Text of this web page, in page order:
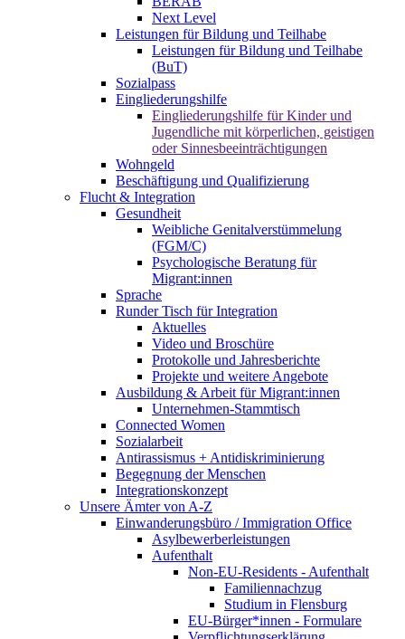
Next Level
Leistungen für Bildung und Teilhabe
Leistungen für Bildung und Teilhabe
(BuT)
Sozialpass
Eingliederungshilfe
Eingliederungshilfe für Kinder und
Jugendliche mit körperlichen, geistigen
oder Sinnesbeeinträchtigungen
Wohngeld
Beschäftigung und Qualifizierung
Flucht & Integration
Gesundheit
Weibliche Genitalverstümmelung
(FGM/C)
Psychologische Beratung für
Migrant:innen
Sprache
Runder Tisch für Integration
Aktuelles
Video und Broschüre
Protokolle und Jahresberichte
Projekte und weitere Angebote
Ausbildung & Arbeit für Migrant:innen
Unternehmen-Stammtisch
Connected Women
Sozialarbeit
Antirassismus + Antidiskriminierung
Begegnung der Menschen
Integrationskonzept
Unsere Ämter von A-Z
Einwanderungsbüro / Immigration Office
Asylbewerberleistungen
Aufenthalt
Non-EU-Residents - Aufenthalt
Familiennachzug
Studium in Flensburg
EU-Bürger*innen - Formulare